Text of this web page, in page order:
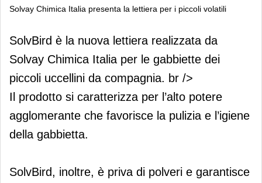
Solvay Chimica Italia presenta la lettiera per i piccoli volatili
Solvay Chimica Italia presenta la
lettiera per i piccoli volatili
SolvBird è la nuova lettiera realizzata da
Solvay Chimica Italia per le gabbiette dei
piccoli uccellini da compagnia. br />
Il prodotto si caratterizza per l’alto potere
agglomerante che favorisce la pulizia e l’igiene
della gabbietta.
SolvBird, inoltre, è priva di polveri e garantisce